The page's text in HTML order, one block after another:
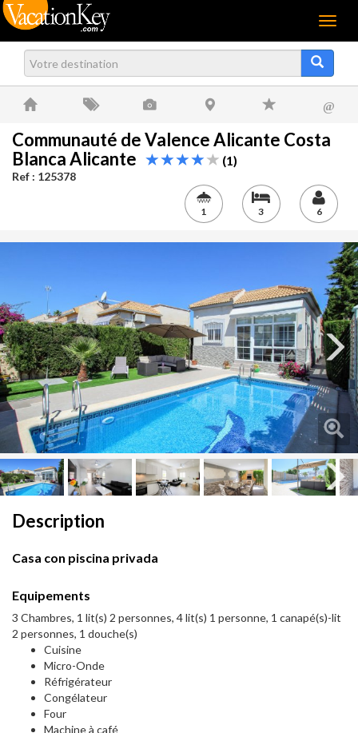
Menu
@
Communauté de Valence Alicante Costa
Blanca Alicante
(1)
Ref : 125378
1 3 6
Next
Description
Casa con piscina privada
Equipements
3 Chambres, 1 lit(s) 2 personnes, 4 lit(s) 1 personne, 1 canapé(s)-lit
2 personnes, 1 douche(s)
Cuisine
Micro-Onde
Réfrigérateur
Congélateur
Four
Machine à café